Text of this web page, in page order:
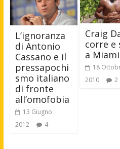
L’ignoranza
di Antonio
Cassano e il
pressapochi
smo italiano
di fronte
all’omofobia
13 Giugno
2012
4
Craig
corre e
a Miami
18
2010
2